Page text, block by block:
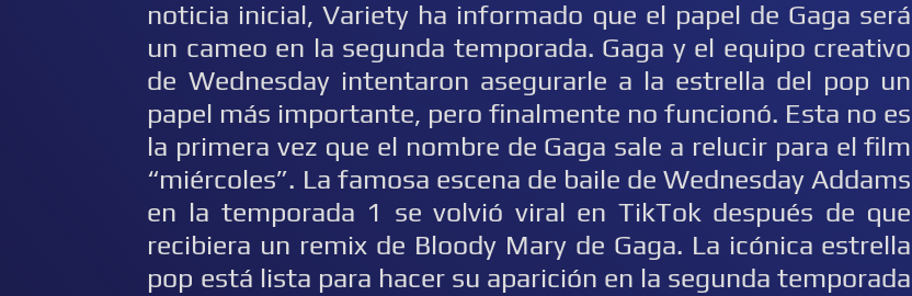
noticia inicial, Variety ha informado que el papel de Gaga será
un cameo en la segunda temporada. Gaga y el equipo creativo
de Wednesday intentaron asegurarle a la estrella del pop un
papel más importante, pero finalmente no funcionó. Esta no es
la primera vez que el nombre de Gaga sale a relucir para el film
“miércoles”. La famosa escena de baile de Wednesday Addams
en la temporada 1 se volvió viral en TikTok después de que
recibiera un remix de Bloody Mary de Gaga. La icónica estrella
pop está lista para hacer su aparición en la segunda temporada